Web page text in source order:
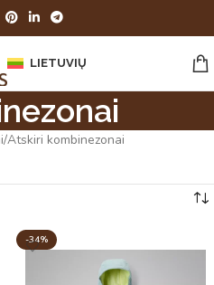
LIETUVIŲ
Atskiri kombinezonai
-34%